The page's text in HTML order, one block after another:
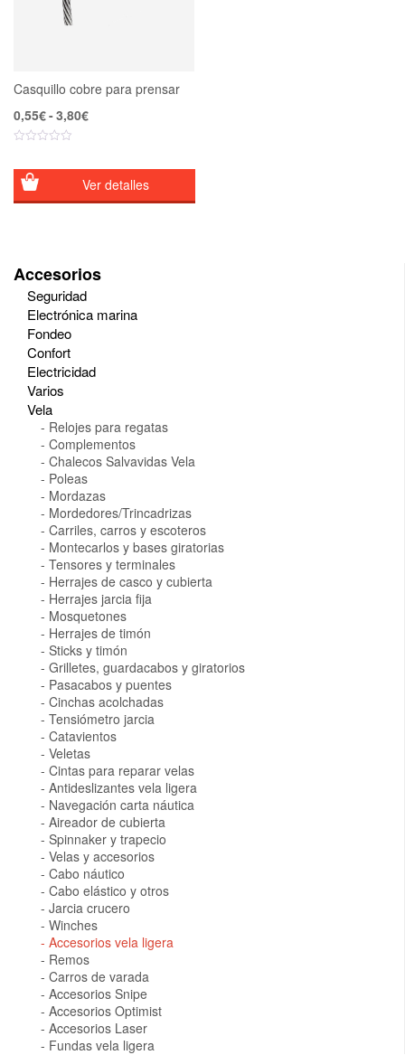
Casquillo cobre para prensar
0,55€-3,80€Rango
desde
0,55€
hasta
Ver detalles
Accesorios
Seguridad
Electrónica marina
Fondeo
Confort
Electricidad
Varios
Vela
Relojes para regatas
Complementos
Chalecos Salvavidas Vela
Poleas
Mordazas
Mordedores/Trincadrizas
Carriles, carros y escoteros
Montecarlos y bases giratorias
Tensores y terminales
Herrajes de casco y cubierta
Herrajes jarcia fija
Mosquetones
Herrajes de timón
Sticks y timón
Grilletes, guardacabos y giratorios
Pasacabos y puentes
Cinchas acolchadas
Tensiómetro jarcia
Catavientos
Veletas
Cintas para reparar velas
Antideslizantes vela ligera
Navegación carta náutica
Aireador de cubierta
Spinnaker y trapecio
Velas y accesorios
Cabo náutico
Cabo elástico y otros
Jarcia crucero
Winches
Accesorios vela ligera
Remos
Carros de varada
Accesorios Snipe
Accesorios Optimist
Accesorios Laser
Fundas vela ligera